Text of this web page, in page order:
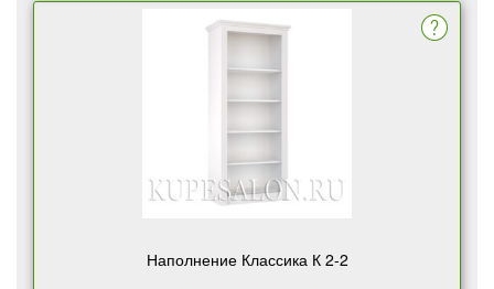
Наполнение Классика К 2-2